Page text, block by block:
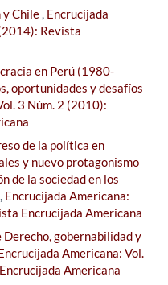
y Chile, Encrucijada
Revista
en Perú (1980-
oportunidades y desafíos
3 Núm. 2 (2010):
de la política en
y nuevo protagonismo
de la sociedad en los
, Encrucijada Americana:
Encrucijada Americana
Derecho, gobernabilidad y
Americana: Vol.
Americana